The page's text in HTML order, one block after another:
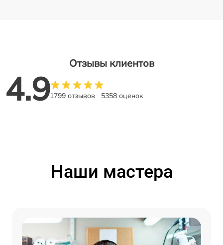
Отзывы клиентов
4.91799 отзывов 5358 оценок
Наши мастера